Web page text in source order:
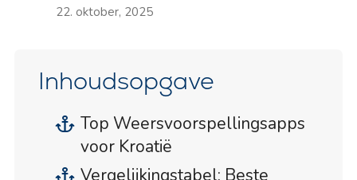
22. oktober, 2025
Inhoudsopgave
Top Weersvoorspellingsapps
voor Kroatië
Vergelijkingstabel: Beste